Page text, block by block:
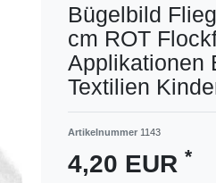
Bügelbild
cm ROT
Applikationen
Textilien
Artikelnummer 1143
4,20 EUR *